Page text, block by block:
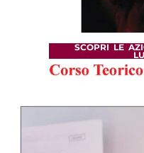
SCOPRI LE